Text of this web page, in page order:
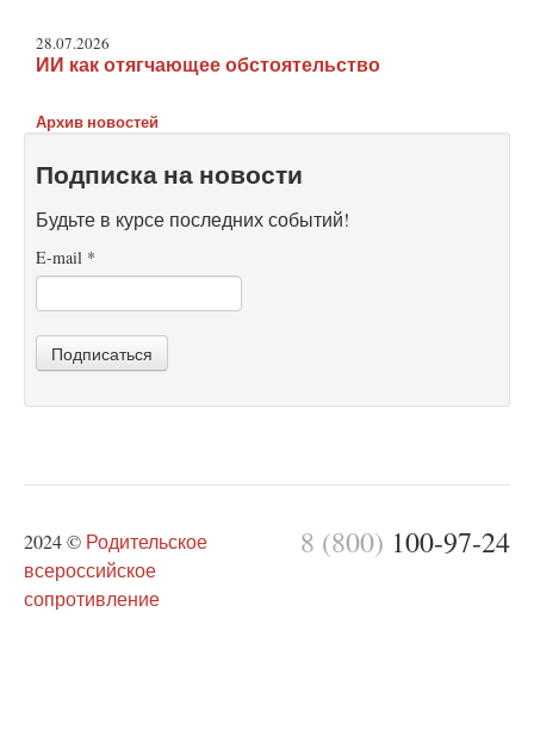
28.07.2026
ИИ как отягчающее обстоятельство
Архив новостей
Подписка на новости
Будьте в курсе последних событий!
E-mail *
Подписаться
8 (800) 100-97-24
2024 © Родительское
всероссийское
сопротивление